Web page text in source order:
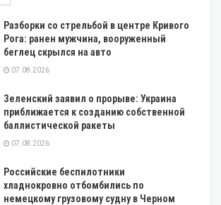
Разборки со стрельбой в центре Кривого
Рога: ранен мужчина, вооруженный
беглец скрылся на авто
07.08.2026
Зеленский заявил о прорыве: Украина
приближается к созданию собственной
баллистической ракеты
07.08.2026
Российские беспилотники
хладнокровно отбомбились по
немецкому грузовому судну в Черном